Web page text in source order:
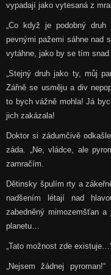
vypadají jako vytesaná z
„Co když je podobný
pevnými pažemi sáhne nad
vytáhne, jako by se tím
„Stejný druh jako ty, můj
Zářně se usměju a div
to bych vážně mohla! Já
jich zakázala!
Doktor si zádumčivě
záda. „Ne, vládce, ale
zamračím.
Dětinsky špulím rty a
nadšením létají nad
zabedněný mimozemšťan
planetu…
„Tato možnost zde
„Nejsem žádnej